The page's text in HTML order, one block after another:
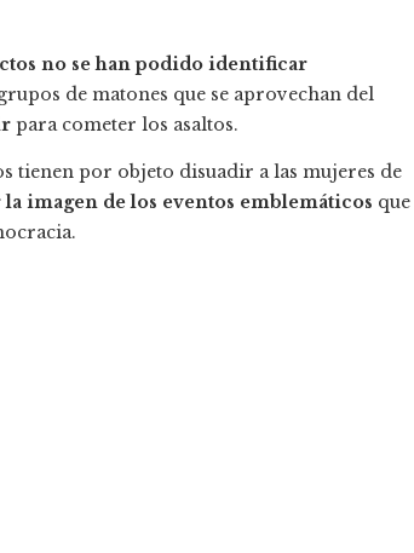
no se han podido identificar
de matones que se aprovechan del
para cometer los asaltos.
tienen por objeto disuadir a las mujeres de
imagen de los eventos emblemáticos que